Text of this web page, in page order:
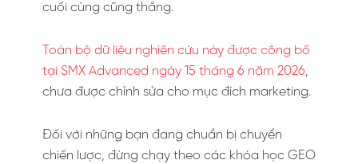
cuối cùng cũng thắng.
Toàn bộ dữ liệu nghiên cứu này được công bố
tại SMX Advanced ngày 15 tháng 6 năm 2026,
chưa được chỉnh sửa cho mục đích marketing.
Đối với những bạn đang chuẩn bị chuyển
chiến lược, đừng chạy theo các khóa học GEO